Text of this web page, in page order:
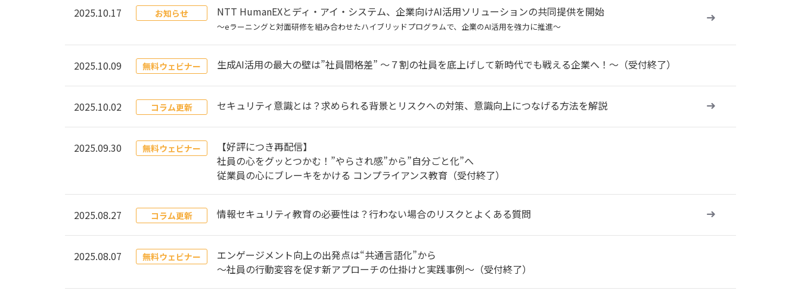
2025.10.17 お知らせ NTT HumanEXとディ・アイ・システム、企業向けAI活用ソリューションの共同提供を開始
〜eラーニングと対面研修を組み合わせたハイブリッドプログラムで、企業のAI活用を強力に推進〜
2025.10.09 無料ウェビナー 生成AI活用の最大の壁は”社員間格差” ～７割の社員を底上げして新時代でも戦える企業へ！～（受付終了）
2025.10.02 コラム更新 セキュリティ意識とは？求められる背景とリスクへの対策、意識向上につなげる方法を解説
2025.09.30 無料ウェビナー
【好評につき再配信】
社員の心をグッとつかむ！”やらされ感”から”自分ごと化”へ
従業員の心にブレーキをかける コンプライアンス教育（受付終了）
2025.08.27 コラム更新 情報セキュリティ教育の必要性は？行わない場合のリスクとよくある質問
2025.08.07 無料ウェビナー
エンゲージメント向上の出発点は“共通言語化”から
～社員の行動変容を促す新アプローチの仕掛けと実践事例～（受付終了）